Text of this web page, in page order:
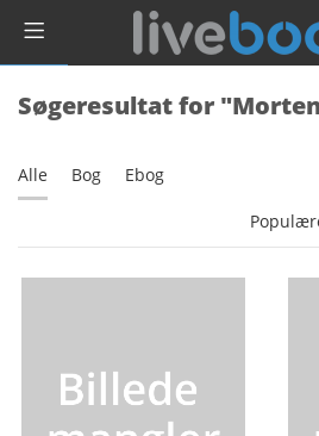
Søgeresultat for
Alle Bog Ebog